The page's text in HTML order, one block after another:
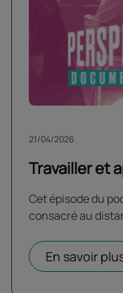
Travailler et
21/04/2026
Cet épisode du
consacré au
En savoir